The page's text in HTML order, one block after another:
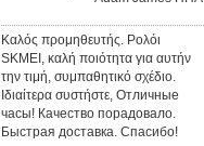
Καλός προμηθευτής. Ρολόι
SKMEI, καλή ποιότητα για αυτήν
την τιμή, συμπαθητικό σχέδιο.
Ιδιαίτερα συστήστε, Отличные
часы! Качество порадовало.
Быстрая доставка. Спасибо!